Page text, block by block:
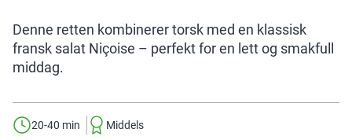
Denne retten kombinerer torsk med en klassisk
fransk salat Niçoise – perfekt for en lett og smakfull
middag.
20-40 min Middels